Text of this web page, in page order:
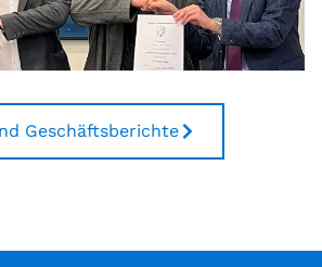
Geschäftsberichte